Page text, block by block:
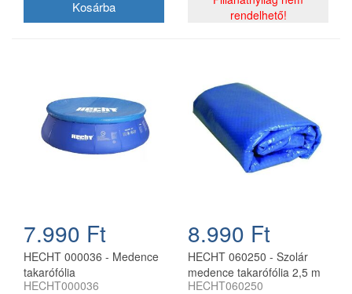
rendelhető!
7.990 Ft
HECHT 000036 - Medence
takarófólia
HECHT000036
8.990 Ft
HECHT 060250 - Szolár
medence takarófólia 2,5 m
HECHT060250